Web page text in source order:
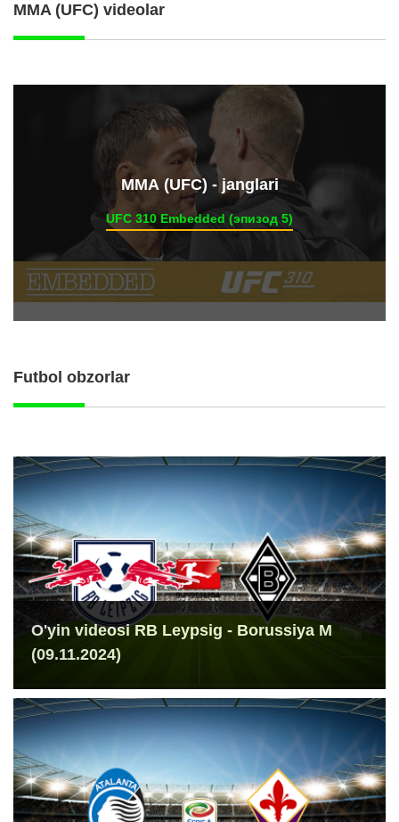
MMA (UFC) videolar
ММА (UFC) - janglari
UFC 310 Embedded (эпизод 5)
Futbol obzorlar
O'yin videosi RB Leypsig - Borussiya M
(09.11.2024)